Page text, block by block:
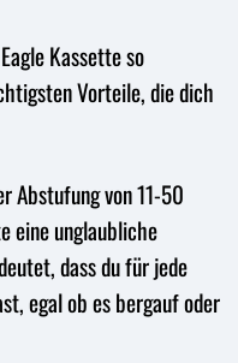
Kassette so
Vorteile, die dich
Abstufung von 11-50
eine unglaubliche
dass du für jede
egal ob es bergauf oder